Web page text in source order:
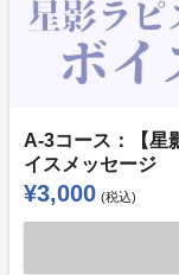
A-3コース：【星
イスメッセージ
¥3,000 (税込)